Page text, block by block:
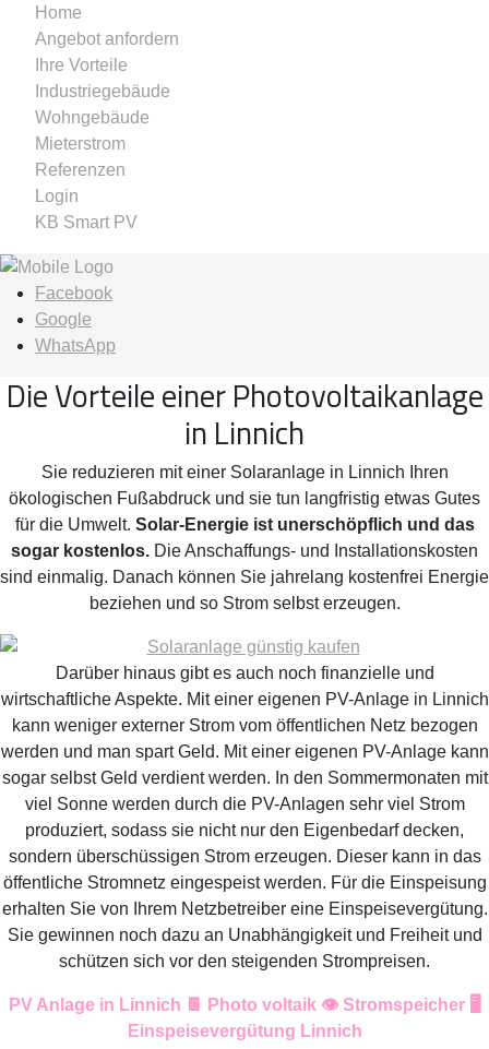
Home
Angebot anfordern
Ihre Vorteile
Industriegebäude
Wohngebäude
Mieterstrom
Referenzen
Login
KB Smart PV
Facebook
Google
WhatsApp
Die Vorteile einer Photovoltaikanlage
in Linnich
Sie reduzieren mit einer Solaranlage in Linnich Ihren
ökologischen Fußabdruck und sie tun langfristig etwas Gutes
für die Umwelt. Solar-Energie ist unerschöpflich und das
sogar kostenlos. Die Anschaffungs- und Installationskosten
sind einmalig. Danach können Sie jahrelang kostenfrei Energie
beziehen und so Strom selbst erzeugen.
Darüber hinaus gibt es auch noch finanzielle und
wirtschaftliche Aspekte. Mit einer eigenen PV-Anlage in Linnich
kann weniger externer Strom vom öffentlichen Netz bezogen
werden und man spart Geld. Mit einer eigenen PV-Anlage kann
sogar selbst Geld verdient werden. In den Sommermonaten mit
viel Sonne werden durch die PV-Anlagen sehr viel Strom
produziert, sodass sie nicht nur den Eigenbedarf decken,
sondern überschüssigen Strom erzeugen. Dieser kann in das
öffentliche Stromnetz eingespeist werden. Für die Einspeisung
erhalten Sie von Ihrem Netzbetreiber eine Einspeisevergütung.
Sie gewinnen noch dazu an Unabhängigkeit und Freiheit und
schützen sich vor den steigenden Strompreisen.
PV Anlage in Linnich 🍫 Photo voltaik 👁️ Stromspeicher 🖥️
Einspeisevergütung Linnich